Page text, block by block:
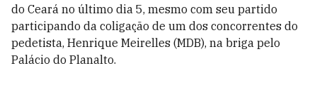
do Ceará no último dia 5, mesmo com seu partido
participando da coligação de um dos concorrentes do
pedetista, Henrique Meirelles (MDB), na briga pelo
Palácio do Planalto.